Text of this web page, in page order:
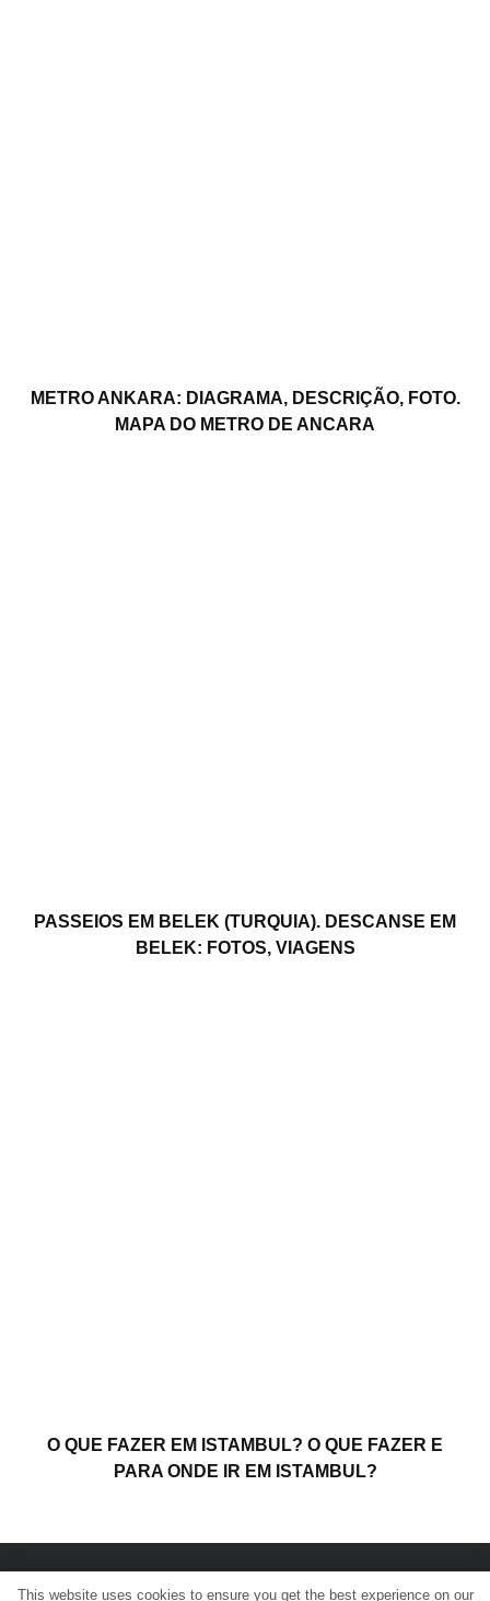
METRO ANKARA: DIAGRAMA, DESCRIÇÃO, FOTO.
MAPA DO METRO DE ANCARA
PASSEIOS EM BELEK (TURQUIA). DESCANSE EM
BELEK: FOTOS, VIAGENS
O QUE FAZER EM ISTAMBUL? O QUE FAZER E
PARA ONDE IR EM ISTAMBUL?
This website uses cookies to ensure you get the best experience on our